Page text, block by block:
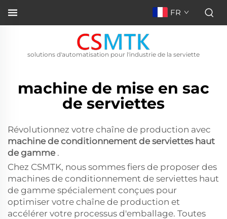
FR
solutions d'automatisation pour l'industrie de la serviette
machine de mise en sac
de serviettes
Révolutionnez votre chaîne de production avec
machine de conditionnement de serviettes haut
de gamme .
Chez CSMTK, nous sommes fiers de proposer des
machines de conditionnement de serviettes haut
de gamme spécialement conçues pour
optimiser votre chaîne de production et
accélérer votre processus d'emballage. Toutes